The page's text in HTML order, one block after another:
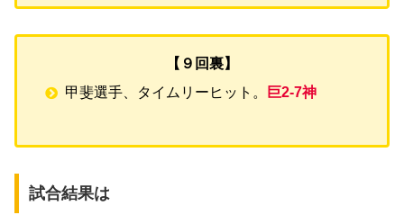
【９回裏】
甲斐選手、タイムリーヒット。
巨2-7神
試合結果は